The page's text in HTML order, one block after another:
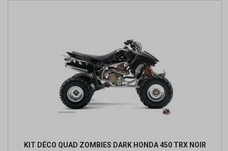
KIT DÉCO QUAD ZOMBIES DARK HONDA 450 TRX NOIR